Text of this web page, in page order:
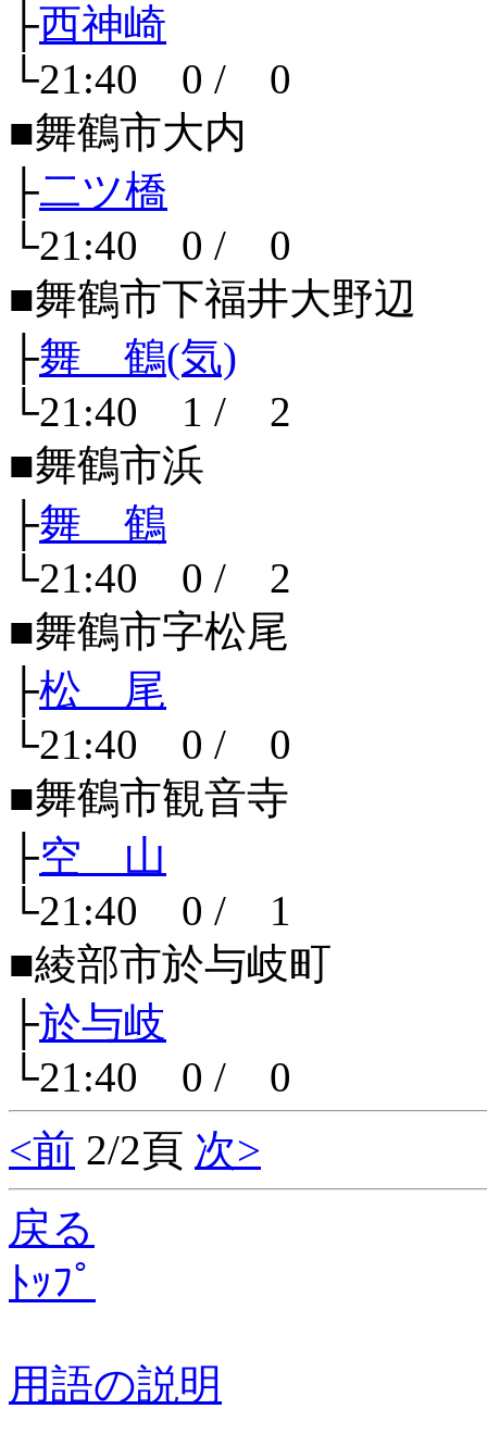
├西神崎
└21:40 0 / 0
■舞鶴市大内
├二ツ橋
└21:40 0 / 0
■舞鶴市下福井大野辺
├舞 鶴(気)
└21:40 1 / 2
■舞鶴市浜
├舞 鶴
└21:40 0 / 2
■舞鶴市字松尾
├松 尾
└21:40 0 / 0
■舞鶴市観音寺
├空 山
└21:40 0 / 1
■綾部市於与岐町
├於与岐
└21:40 0 / 0
<前 2/2頁 次>
戻る
ﾄｯﾌﾟ
用語の説明